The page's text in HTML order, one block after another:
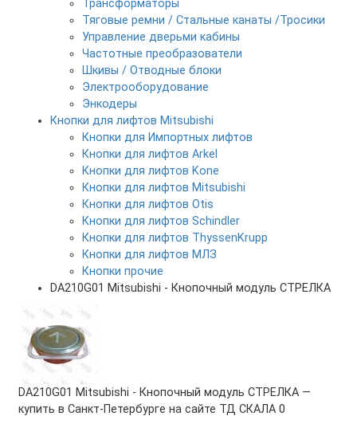
Трансформаторы
Тяговые ремни / Стальные канаты /Тросики
Управление дверьми кабины
Частотные преобразователи
Шкивы / Отводные блоки
Электрооборудование
Энкодеры
Кнопки для лифтов Mitsubishi
Кнопки для Импортных лифтов
Кнопки для лифтов Arkel
Кнопки для лифтов Kone
Кнопки для лифтов Mitsubishi
Кнопки для лифтов Otis
Кнопки для лифтов Schindler
Кнопки для лифтов ThyssenKrupp
Кнопки для лифтов МЛЗ
Кнопки прочие
DA210G01 Mitsubishi - Кнопочный модуль СТРЕЛКА
DA210G01 Mitsubishi - Кнопочный модуль СТРЕЛКА —
купить в Санкт-Петербурге на сайте ТД СКАЛА 0